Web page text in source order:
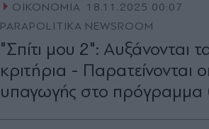
ΟΙΚΟΝΟΜΙΑ 18.11.2025 00:07
PARAPOLITIKA NEWSROOM
"Σπίτι μου 2": Αυξάνονται
κριτήρια - Παρατείνονται
υπαγωγής στο πρόγραμμα